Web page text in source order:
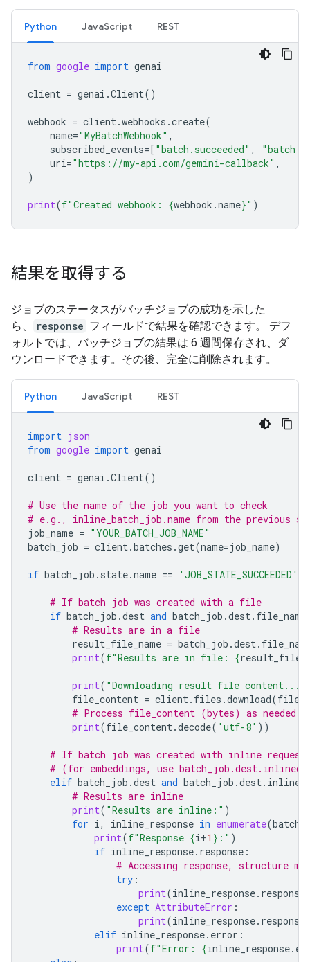
Python JavaScript REST
from google import genai
client = genai .Client()
webhook = client.webhooks .create(
name="MyBatchWebhook" ,
subscribed_events=[ "batch.succeeded" ,
uri="https://my-api.com/gemini-callback" ,
)
print(f"Created webhook: {webhook .name}" )
結果を取得する
ジョブのステータスがバッチジョブの成功を示した
ら、
response フィールドで結果を確認できます。 デフ
ォルトでは、バッチジョブの結果は 6 週間保存され、ダ
ウンロードできます。その後、完全に削除されます。
Python JavaScript REST
import json
from google import genai
client = genai .Client()
# Use the name of the job you want to check
# e.g., inline_batch_job.name from the previous
job_name = "YOUR_BATCH_JOB_NAME"
batch_job = client.batches .get(name=job_name)
if batch_job . state.name == 'JOB_STATE_SUCCEEDED'
# If batch job was created with a file
if batch_job .dest and batch_job .dest. file_name
# Results are in a file
result_file_name = batch_job .dest.
print(f"Results are in file: {
print( "Downloading result file content..."
file_content = client. files .download(file
# Process file_content (bytes) as needed
print(file_content.decode( 'utf-8' ))
# If batch job was created with inline request
# (for embeddings, use
elif batch_job .dest and batch_job .dest.
# Results are inline
print( "Results are inline:" )
for i, inline_response in enumerate(
print(f"Response {i+1 } :" )
if inline_response. response :
# Accessing response, structure
try :
print(inline_response. response
except AttributeError :
print(inline_response. response
elif inline_response. error :
print(f"Error: {inline_response.